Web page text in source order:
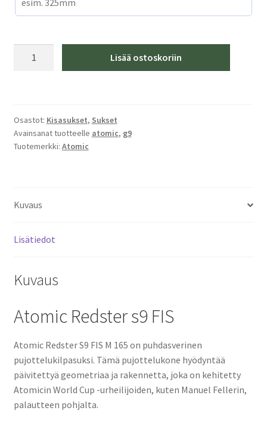
165,
25/26
Lisää ostoskoriin
Osastot: Kisasukset, Sukset
Avainsanat tuotteelle atomic, g9
Tuotemerkki: Atomic
Kuvaus
Lisätiedot
Kuvaus
Atomic Redster s9 FIS
Atomic Redster S9 FIS M 165 on puhdasverinen
pujottelukilpasuksi. Tämä pujottelukone hyödyntää
päivitettyä geometriaa ja rakennetta, joka on kehitetty
Atomicin World Cup -urheilijoiden, kuten Manuel Fellerin,
palautteen pohjalta.